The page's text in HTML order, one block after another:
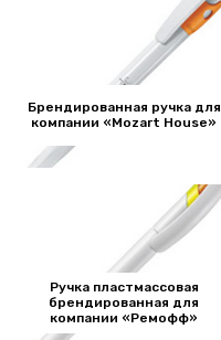
Брендированная ручка для
компании «‎Mozart House»‎
Ручка пластмассовая
брендированная для
компании «‎Ремофф»‎